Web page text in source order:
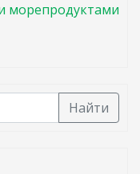
морепродуктами
Найти
используйте